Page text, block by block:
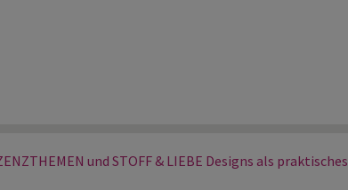
und STOFF & LIEBE Designs als praktisches